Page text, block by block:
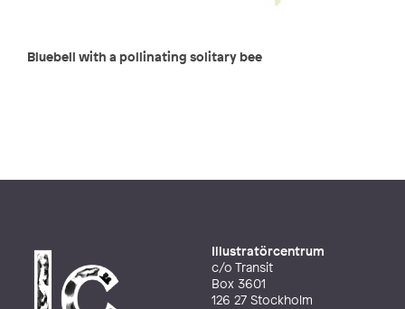
Bluebell with a pollinating solitary bee
Illustratörcentrum
c/o Transit
Box 3601
126 27 Stockholm